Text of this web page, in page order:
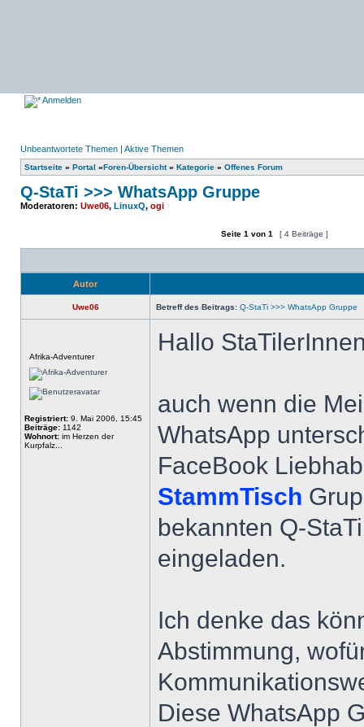
Anmelden
Unbeantwortete Themen | Aktive Themen
Startseite » Portal »Foren-Übersicht» Kategorie » Offenes Forum
Q-StaTi >>> WhatsApp Gruppe
Moderatoren: Uwe06, LinuxQ, ogi
Ein neues Thema erstellenAuf das Thema antworten
Seite 1 von 1 [ 4 Beiträge ]
Autor
Uwe06 Betreff des Beitrags: Q-StaTi >>> WhatsApp Gruppe
Afrika-Adventurer
Registriert: 9. Mai 2006, 15:45
Beiträge: 1142
Wohnort: im Herzen der
Kurpfalz...
Hallo
auch wenn die
WhatsApp
FaceBook
StammTisch
bekannten Q-
eingeladen.
Ich denke das
Abstimmung,
Diese WhatsApp